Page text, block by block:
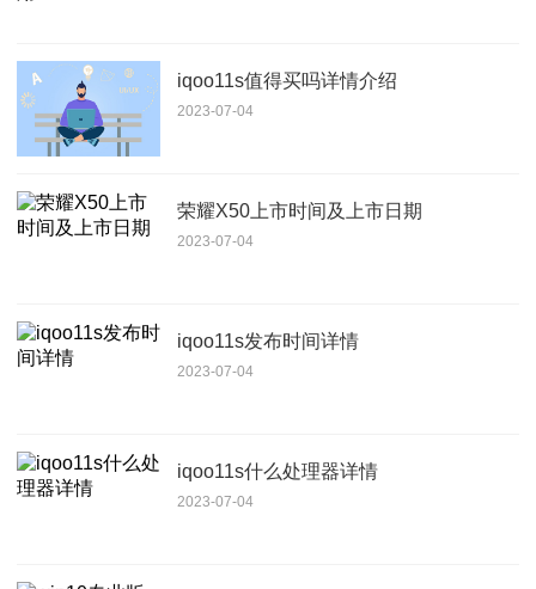
iqoo11s值得买吗详情介绍
2023-07-04
荣耀X50上市时间及上市日期
2023-07-04
iqoo11s发布时间详情
2023-07-04
iqoo11s什么处理器详情
2023-07-04